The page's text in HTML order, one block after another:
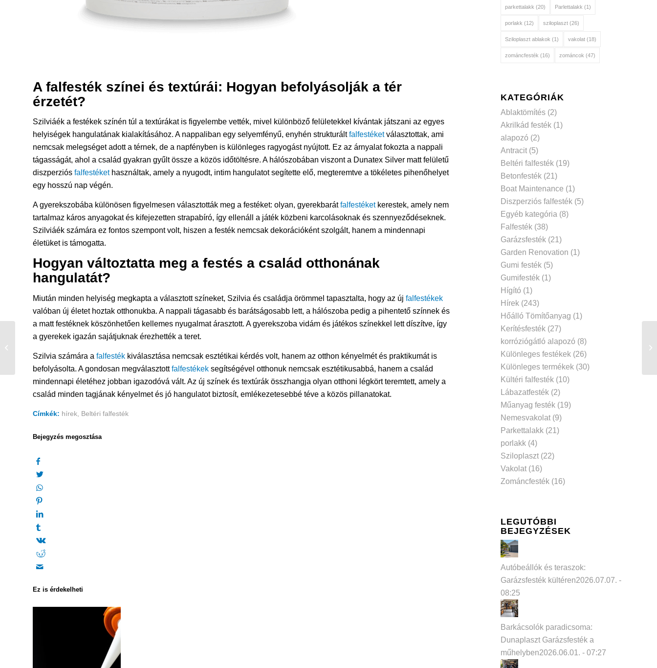
A falfesték színei és textúrái: Hogyan befolyásolják a tér
érzetét?
Szilviáék a festékek színén túl a textúrákat is figyelembe vették, mivel különböző felületekkel kívántak játszani az egyes
helyiségek hangulatának kialakításához. A nappaliban egy selyemfényű, enyhén strukturáltfalfestéketválasztottak, ami
nemcsak melegséget adott a térnek, de a napfényben is különleges ragyogást nyújtott. Ez az árnyalat fokozta a nappali
tágasságát, ahol a család gyakran gyűlt össze a közös időtöltésre. A hálószobában viszont a Dunatex Silver matt felületű
diszperziós falfestékethasználtak, amely a nyugodt, intim hangulatot segítette elő, megteremtve a tökéletes pihenőhelyet
egy hosszú nap végén.
A gyerekszobába különösen figyelmesen választották meg a festéket: olyan, gyerekbarátfalfestéketkerestek, amely nem
tartalmaz káros anyagokat és kifejezetten strapabíró, így ellenáll a játék közbeni karcolásoknak és szennyeződéseknek.
Szilviáék számára ez fontos szempont volt, hiszen a festék nemcsak dekorációként szolgált, hanem a mindennapi
életüket is támogatta.
Hogyan változtatta meg a festés a család otthonának
hangulatát?
Miután minden helyiség megkapta a választott színeket, Szilvia és családja örömmel tapasztalta, hogy az új falfestékek
valóban új életet hoztak otthonukba. A nappali tágasabb és barátságosabb lett, a hálószoba pedig a pihentető színnek és
a matt festéknek köszönhetően kellemes nyugalmat árasztott. A gyerekszoba vidám és játékos színekkel lett díszítve, így
a gyerekek igazán sajátjuknak érezhették a teret.
Szilvia számára a falfesték kiválasztása nemcsak esztétikai kérdés volt, hanem az otthon kényelmét és praktikumát is
befolyásolta. A gondosan megválasztottfalfestékek segítségével otthonuk nemcsak esztétikusabbá, hanem a család
mindennapi életéhez jobban igazodóvá vált. Az új színek és textúrák összhangja olyan otthoni légkört teremtett, amely a
család minden tagjának kényelmet és jó hangulatot biztosít, emlékezetesebbé téve a közös pillanatokat.
Címkék: hírek, Beltéri falfesték
Bejegyzés megosztása
Ez is érdekelheti
parkettalakk (20) Parlettalakk (1)
porlakk (12) sziloplaszt(26)
Sziloplaszt ablakok (1) vakolat(18)
zománcfesték (16) zománcok (47)
KATEGÓRIÁK
Ablaktömítés(2)
Akrilkád festék(1)
alapozó (2)
Antracit(5)
Beltéri falfesték(19)
Betonfesték(21)
Boat Maintenance (1)
Diszperziós falfesték(5)
Egyéb kategória (8)
Falfesték(38)
Garázsfesték(21)
Garden Renovation (1)
Gumi festék(5)
Gumifesték(1)
Hígító (1)
Hírek(243)
Hőálló Tömítőanyag (1)
Kerítésfesték(27)
korróziógátló alapozó (8)
Különleges festékek(26)
Különleges termékek(30)
Kültéri falfesték(10)
Lábazatfesték(2)
Műanyag festék(19)
Nemesvakolat(9)
Parkettalakk(21)
porlakk(4)
Sziloplaszt(22)
Vakolat(16)
Zománcfesték(16)
LEGUTÓBBI
BEJEGYZÉSEK
Autóbeállók és teraszok:
Garázsfesték kültéren2026.07.07. -
08:25
Barkácsolók paradicsoma:
Dunaplaszt Garázsfesték a
műhelyben2026.06.01. - 07:27
Sziloplaszt használata
szigeteljük hatékonyan
a rések és...